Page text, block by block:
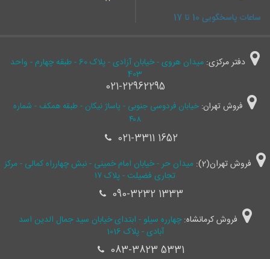
ساعات پاسخگویی 10 تا 17
دفتر مرکزی:
میدان هروی - خیابان آزادی - پلاک 60 - طبقه چهارم - واحد
403
021-22962295
فروش تهران: خیابان فردوسی جنوبی - پاساژ نیکان - طبقه همکف - شماره
۴۰۸
021-3311 1652
فروش تهران(2):
میدان حر - خیابان امام خمینی - نبش چهارراه کمالی - مرکز
تجاری فضیلت - پلاک ۱۷
090-3232 1333
فروش کرمانشاه:چهارره سیلو - ابتدای خیابان سید جمال ‌الدین اسد
آبادی - پلاک 1016
083-3823 5331